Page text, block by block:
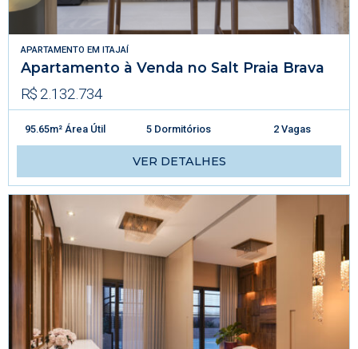
APARTAMENTO EM ITAJAÍ
Apartamento à Venda no Salt Praia Brava
R$ 2.132.734
95.65m² Área Útil 5 Dormitórios 2 Vagas
VER DETALHES